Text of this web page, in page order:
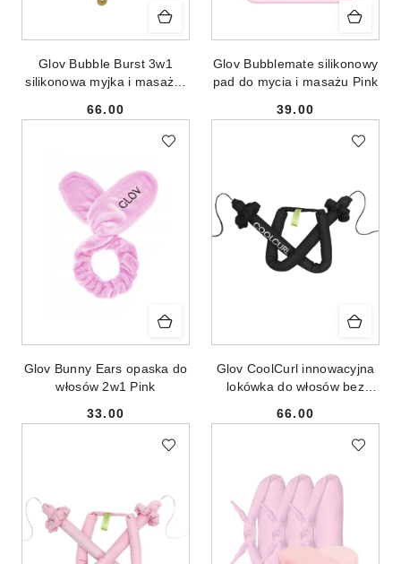
Glov Bubble Burst 3w1
silikonowa myjka i masażer
pleców Pink
Cena:
66.00
Glov Bubblemate silikonowy
pad do mycia i masażu Pink
Cena:
39.00
Glov Bunny Ears opaska do
włosów 2w1 Pink
Cena:
33.00
Glov CoolCurl innowacyjna
lokówka do włosów bez
Cena:
66.00